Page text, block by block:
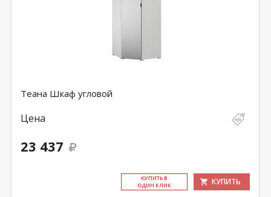
Теана Шкаф угловой
Цена
23 437
КУ­ПИТЬ В
ОДИН КЛИК
КУПИТЬ